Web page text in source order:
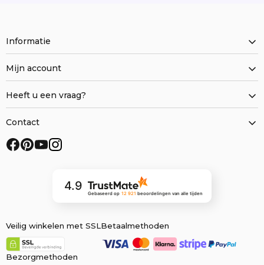
Informatie
Mijn account
Heeft u een vraag?
Contact
4.9
Gebaseerd op 12 921 beoordelingen van alle tijden
Veilig winkelen met SSLBetaalmethoden
Bezorgmethoden